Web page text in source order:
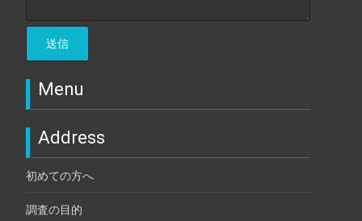
Menu
Address
初めての方へ
調査の目的